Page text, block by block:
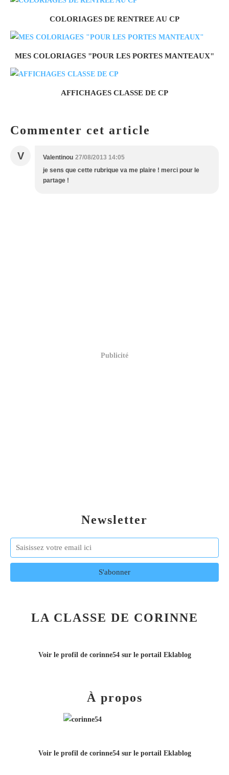
COLORIAGES DE RENTREE AU CP
MES COLORIAGES "POUR LES PORTES MANTEAUX"
AFFICHAGES CLASSE DE CP
Commenter cet article
V Valentinou 27/08/2013 14:05
je sens que cette rubrique va me plaire ! merci pour le
partage !
Newsletter
Publicité
LA CLASSE DE CORINNE
Voir le profil de corinne54sur le portail Eklablog
À propos
Voir le profil de corinne54sur le portail Eklablog